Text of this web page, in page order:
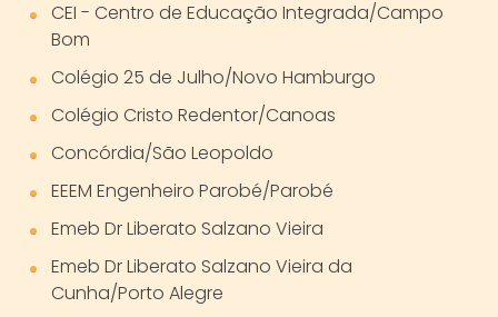
CEI - Centro de Educação Integrada/Campo
Bom
Colégio 25 de Julho/Novo Hamburgo
Colégio Cristo Redentor/Canoas
Concórdia/São Leopoldo
EEEM Engenheiro Parobé/Parobé
Emeb Dr Liberato Salzano Vieira
Emeb Dr Liberato Salzano Vieira da
Cunha/Porto Alegre